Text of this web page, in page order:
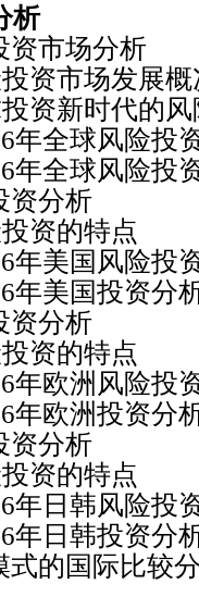
析
市场分析
市场发展概
新时代的风
球风险投资
球风险投资
分析
的特点
国风险投资
国投资分
分析
的特点
洲风险投资
洲投资分
分析
的特点
韩风险投资
韩投资分
的国际比较